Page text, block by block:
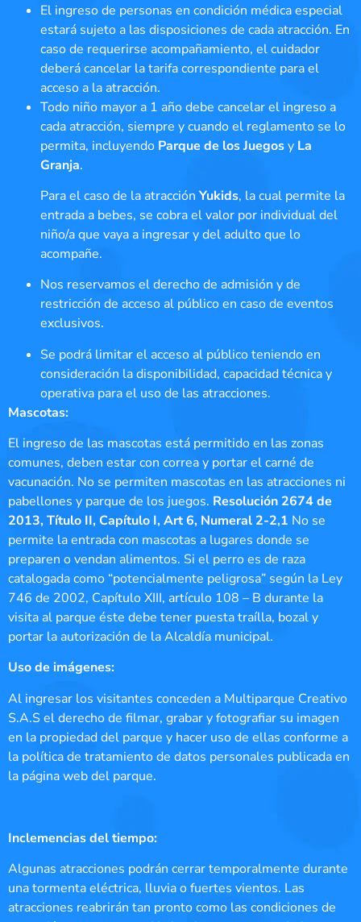
El ingreso de personas en condición médica especial
estará sujeto a las disposiciones de cada atracción. En
caso de requerirse acompañamiento, el cuidador
deberá cancelar la tarifa correspondiente para el
acceso a la atracción.
Todo niño mayor a 1 año debe cancelar el ingreso a
cada atracción, siempre y cuando el reglamento se lo
permita, incluyendo Parque de los Juegosy La
Granja.
Para el caso de la atracción Yukids, la cual permite la
entrada a bebes, se cobra el valor por individual del
niño/a que vaya a ingresar y del adulto que lo
acompañe.
Nos reservamos el derecho de admisión y de
restricción de acceso al público en caso de eventos
exclusivos.
Se podrá limitar el acceso al público teniendo en
consideración la disponibilidad, capacidad técnica y
operativa para el uso de las atracciones.
Mascotas:
El ingreso de las mascotas está permitido en las zonas
comunes, deben estar con correa y portar el carné de
vacunación. No se permiten mascotas en las atracciones ni
pabellones y parque de los juegos. Resolución 2674 de
2013, Título II, Capítulo I, Art 6, Numeral 2-2,1 No se
permite la entrada con mascotas a lugares donde se
preparen o vendan alimentos. Si el perro es de raza
catalogada como “potencialmente peligrosa” según la Ley
746 de 2002, Capítulo XIII, artículo 108 – B durante la
visita al parque éste debe tener puesta traílla, bozal y
portar la autorización de la Alcaldía municipal.
Uso de imágenes:
Al ingresar los visitantes conceden a Multiparque Creativo
S.A.S el derecho de filmar, grabar y fotografiar su imagen
en la propiedad del parque y hacer uso de ellas conforme a
la política de tratamiento de datos personales publicada en
la página web del parque.
Inclemencias del tiempo:
Algunas atracciones podrán cerrar temporalmente durante
una tormenta eléctrica, lluvia o fuertes vientos. Las
atracciones reabrirán tan pronto como las condiciones de